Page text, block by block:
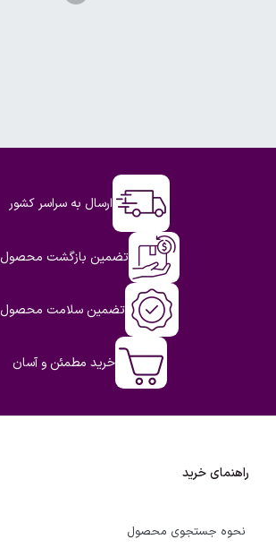
ارسال به سراسر کشور
تضمین بازگشت محصول
تضمین سلامت محصول
خرید مطمئن و آسان
راهنمای خرید
نحوه جستجوی محصول